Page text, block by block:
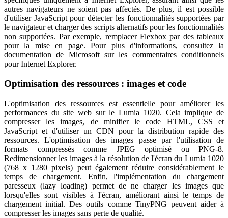
autres navigateurs ne soient pas affectés. De plus, il est possible
d'utiliser JavaScript pour détecter les fonctionnalités supportées par
le navigateur et charger des scripts alternatifs pour les fonctionnalités
non supportées. Par exemple, remplacer Flexbox par des tableaux
pour la mise en page. Pour plus d'informations, consultez la
documentation de Microsoft sur les commentaires conditionnels
pour Internet Explorer.
Optimisation des ressources : images et code
L'optimisation des ressources est essentielle pour améliorer les
performances du site web sur le Lumia 1020. Cela implique de
compresser les images, de minifier le code HTML, CSS et
JavaScript et d'utiliser un CDN pour la distribution rapide des
ressources. L'optimisation des images passe par l'utilisation de
formats compressés comme JPEG optimisé ou PNG-8.
Redimensionner les images à la résolution de l'écran du Lumia 1020
(768 x 1280 pixels) peut également réduire considérablement le
temps de chargement. Enfin, l'implémentation du chargement
paresseux (lazy loading) permet de ne charger les images que
lorsqu'elles sont visibles à l'écran, améliorant ainsi le temps de
chargement initial. Des outils comme TinyPNG peuvent aider à
compresser les images sans perte de qualité.